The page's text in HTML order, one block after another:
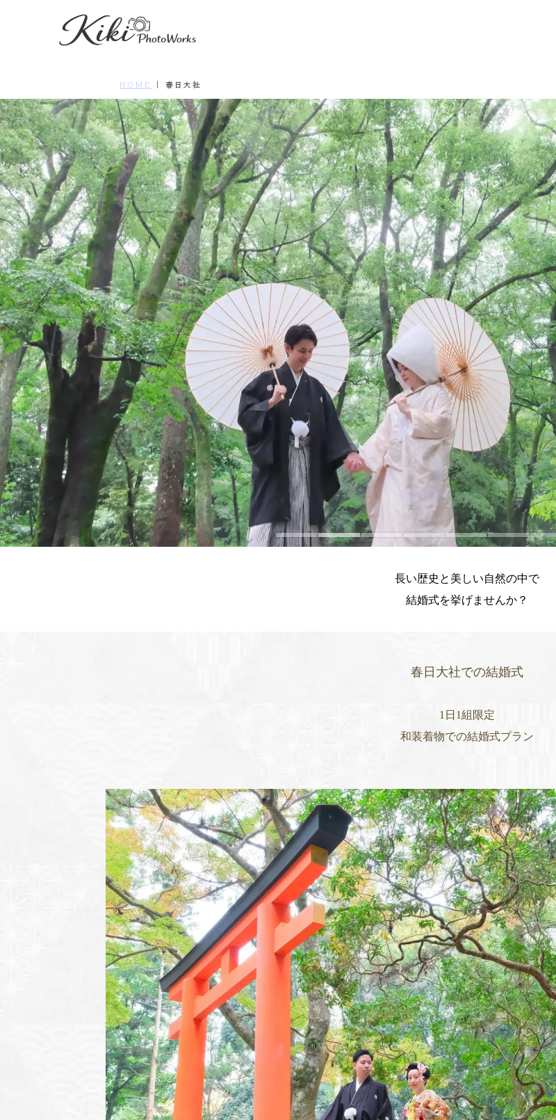
HOME 春日大社
長い歴史と美しい自然の中で
結婚式を挙げませんか？
春日大社での結婚式
1日1組限定
和装着物での結婚式プラン